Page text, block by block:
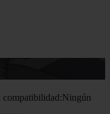
compatibilidad:Ningún